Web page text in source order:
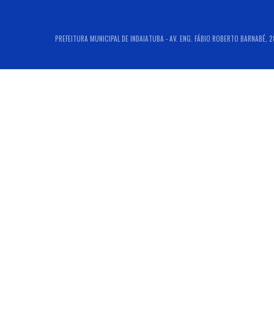
PREFEITURA MUNICIPAL DE INDAIATUBA - AV. ENG. FÁBIO ROBERTO